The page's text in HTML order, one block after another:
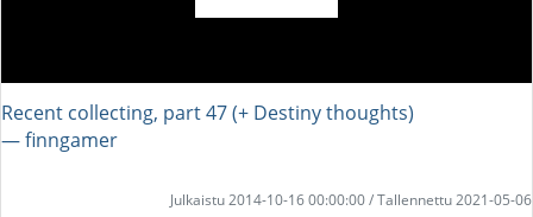
Recent collecting, part 47 (+ Destiny thoughts)
― finngamer
Julkaistu 2014-10-16 00:00:00 / Tallennettu 2021-05-06